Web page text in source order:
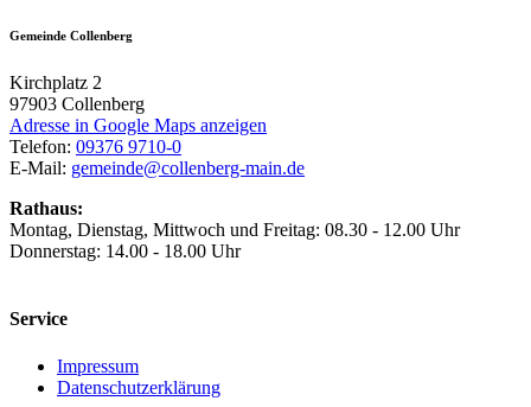
Gemeinde Collenberg
Kirchplatz 2
97903 Collenberg
Adresse in Google Maps anzeigen
Telefon: 09376 9710-0
E-Mail: gemeinde@collenberg-main.de
Rathaus:
Montag, Dienstag, Mittwoch und Freitag: 08.30 - 12.00 Uhr
Donnerstag: 14.00 - 18.00 Uhr
Service
Impressum
Datenschutzerklärung